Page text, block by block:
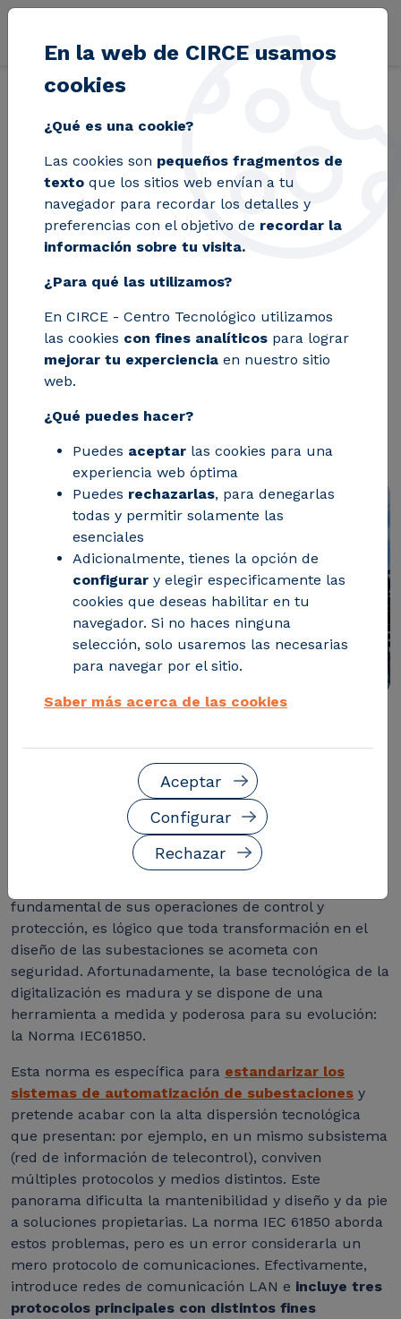
Pasar al contenido principal
Blog Definición y explicación de la norma IEC 61850
Definición y
explicación de la
norma IEC 61850
La norma IEC 61850 es un estándar
para la automatización de
subestaciones. En este artículo te
explicamos en qué consiste
exactamente esta norma.
distribución, no han tenido el protagonismo debido en
el paradigma de lasSmart Grids. Este protagonismo
se ha visto reflejado más en otros campos como la
medida inteligente
integración de energías
control de microrredes
fundamental de sus operaciones de control y
protección, es lógico que toda transformación en el
diseño de las subestaciones se acometa con
seguridad. Afortunadamente, la base tecnológica de la
digitalización es madura y se dispone de una
herramienta a medida y poderosa para su evolución:
la Norma IEC61850.
Esta norma es específica para estandarizar los
sistemas de automatización de subestaciones y
pretende acabar con la alta dispersión tecnológica
que presentan: por ejemplo, en un mismo subsistema
(red de información de telecontrol), conviven
múltiples protocolos y medios distintos. Este
panorama dificulta la mantenibilidad y diseño y da pie
a soluciones propietarias. La norma IEC 61850 aborda
estos problemas, pero es un error considerarla un
mero protocolo de comunicaciones. Efectivamente,
introduce redes de comunicación LAN e incluye tres
protocolos principales con distintos fines
En la web de CIRCE usamos
cookies
¿Qué es una cookie?
Las cookies son pequeños fragmentos de
texto que los sitios web envían a tu
navegador para recordar los detalles y
preferencias con el objetivo de recordar la
información sobre tu visita.
¿Para qué las utilizamos?
En CIRCE - Centro Tecnológico utilizamos
las cookies con fines analíticos para lograr
mejorar tu experciencia en nuestro sitio
web.
¿Qué puedes hacer?
Puedes aceptar las cookies para una
experiencia web óptima
Puedes rechazarlas, para denegarlas
todas y permitir solamente las
esenciales
Adicionalmente, tienes la opción de
configurar y elegir especificamente las
cookies que deseas habilitar en tu
navegador. Si no haces ninguna
selección, solo usaremos las necesarias
para navegar por el sitio.
Saber más acerca de las cookies
Rechazar
Configurar
Aceptar